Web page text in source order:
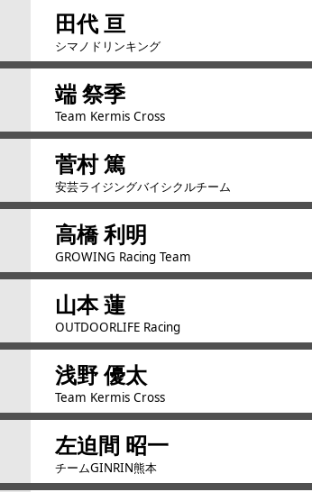
田代 亘
シマノドリンキング
端 祭季
Team Kermis Cross
菅村 篤
安芸ライジングバイシクルチーム
高橋 利明
GROWING Racing Team
山本 蓮
OUTDOORLIFE Racing
浅野 優太
Team Kermis Cross
左迫間 昭一
チームGINRIN熊本